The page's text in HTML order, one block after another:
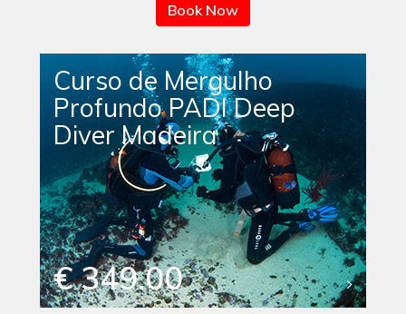
Book Now
Curso de Mergulho
Profundo PADI Deep
Diver Madeira
€ 349.00